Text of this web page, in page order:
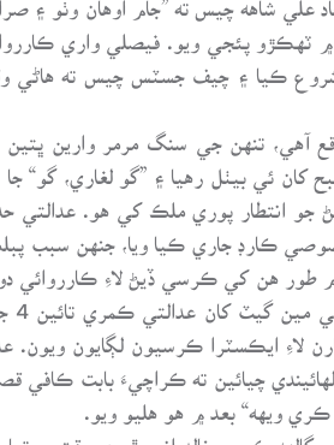
ماحول ۾ ٽهڪڙو پئجي ويو. فيصلي واري
شروع ڪيا ۽ چيف جسٽس چيس ته هاڻي
آهي، تنهن جي سنگ مرمر وارين
ئي بيٺل رهيا ۽ ”گو لغاري، گو“ جا
جو انتطار پوري ملڪ کي هو. عدالتي
ڪارڊ جاري ڪيا ويا، جنهن سبب
طور هن کي ڪرسي ڏيڻ لاءِ
ايڪسٽرا ڪرسيون لڳايون ويون.
چيائين ته ڪراچيءَ بابت ڪافي قصا
ويهه“ بعد ۾ هو هليو ويو.
ڪريو. خالد انور ٿوري وقت ۾ تمام